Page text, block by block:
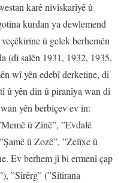
karê nivîskarîyê û
kurdan ya dewlemend
û gelek berhemên
(di salên 1931, 1932, 1935,
wî yên edebî derketine, di
û yên din û piranîya wan di
yên berbiçev ev in:
û Zînê”, ”Evdalê
û Zozê”, ”Zelîxe û
Ev berhem jî bi ermenî çap
”Sîrêrg” (”Sitirana